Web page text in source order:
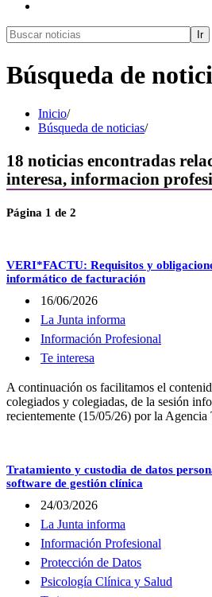
Ir
Búsqueda de
Inicio/
Búsqueda de noticias/
18 noticias encontradas
interesa, informacion
Página 1 de 2
VERI*FACTU: Requisitos y
informático de facturación
16/06/2026
La Junta informa
Información Profesional
Te interesa
A continuación os facilitamos el
colegiados y colegiadas, de la sesión
recientemente (15/05/26) por la Agencia
Tratamiento y custodia de datos
software de gestión clínica
24/03/2026
La Junta informa
Información Profesional
Protección de Datos
Psicología Clínica y Salud